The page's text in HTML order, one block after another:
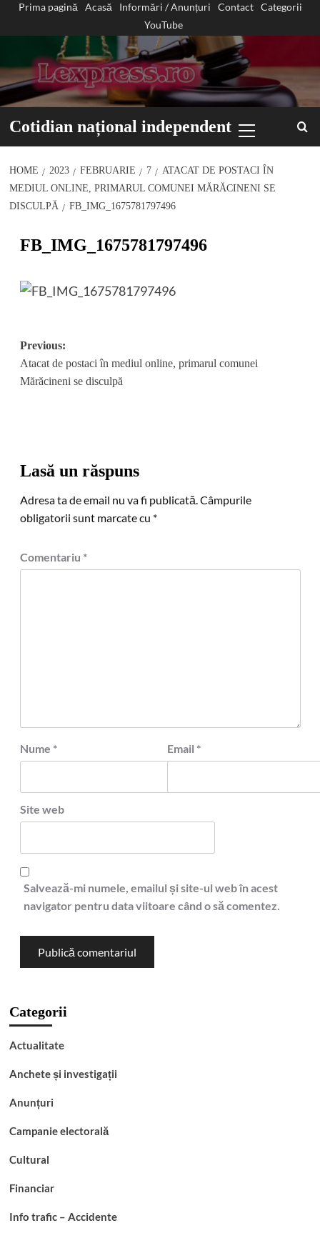
Prima pagină Acasă Informări / Anunțuri Contact
Categorii
YouTube
Cotidian național independent
Menu
HOME 2023 FEBRUARIE 7
ATACAT DE POSTACI ÎN
MEDIUL ONLINE, PRIMARUL COMUNEI MĂRĂCINENI SE
DISCULPĂ
FB_IMG_1675781797496
FB_IMG_1675781797496
Post
navigation
Previous:
Atacat de postaci în mediul online, primarul comunei
Mărăcineni se disculpă
Lasă un răspuns
Adresa ta de email nu va fi publicată.Câmpurile
obligatorii sunt marcate cu *
Comentariu *
Nume * Email *
Site web
Salvează-mi numele, emailul și site-ul web în acest
navigator pentru data viitoare când o să comentez.
Categorii
Actualitate
Anchete și investigații
Anunțuri
Campanie electorală
Cultural
Financiar
Info trafic – Accidente